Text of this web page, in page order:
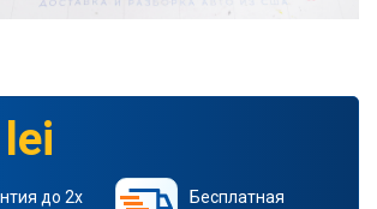
до 2х
Бесплатная